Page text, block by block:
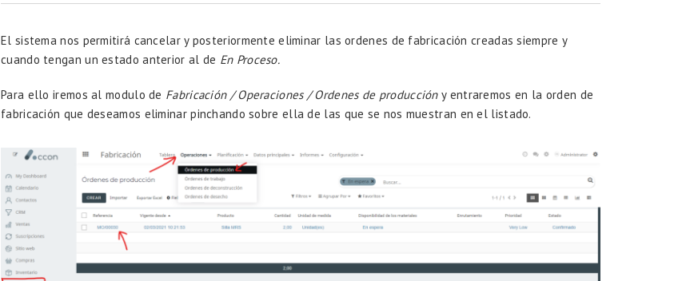
El sistema nos permitirá cancelar y posteriormente eliminar las ordenes de fabricación creadas siempre y
cuando tengan un estado anterior al de En Proceso.
Para ello iremos al modulo de Fabricación / Operaciones / Ordenes de produccióny entraremos en la orden de
fabricación que deseamos eliminar pinchando sobre ella de las que se nos muestran en el listado.